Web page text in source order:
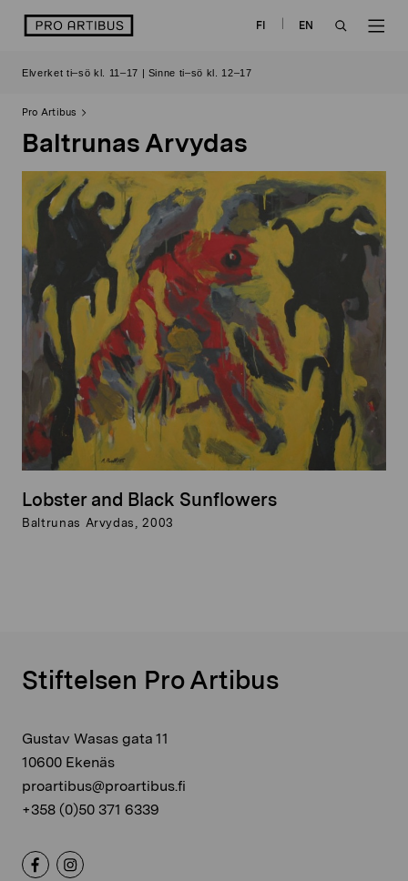
logo FI
EN
Elverket ti–sö kl. 11–17 | Sinne ti–sö kl. 12–17
Pro Artibus
Baltrunas Arvydas
Lobster and Black Sunflowers
Baltrunas Arvydas, 2003
Stiftelsen Pro Artibus
Gustav Wasas gata 11
10600 Ekenäs
proartibus@proartibus.fi
+358 (0)50 371 6339